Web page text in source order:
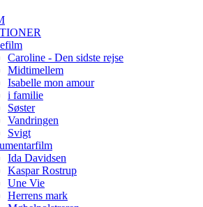
Caroline - Den sidste rejse
Midtimellem
Isabelle mon amour
i familie
Søster
Vandringen
Svigt
Ida Davidsen
Kaspar Rostrup
Une Vie
Herrens mark